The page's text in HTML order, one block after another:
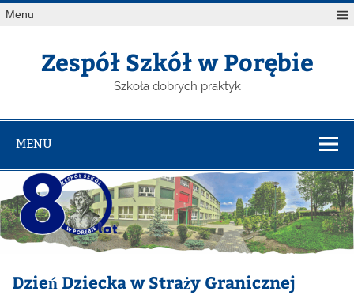
Menu
Zespół Szkół w Porębie
Szkoła dobrych praktyk
MENU
Dzień Dziecka w Straży Granicznej